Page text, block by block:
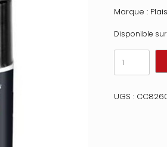
Marque :
Disponible
quantité
de
Huile
massage
UGS :